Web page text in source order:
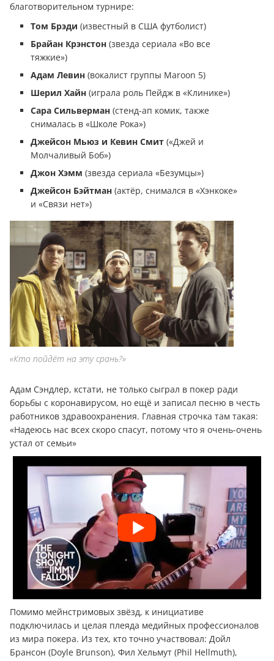
благотворительном турнире:
Том Брэди (известный в США футболист)
Брайан Крэнстон (звезда сериала «Во все
тяжкие»)
Адам Левин (вокалист группы Maroon 5)
Шерил Хайн (играла роль Пейдж в «Клинике»)
Сара Сильверман (стенд-ап комик, также
снималась в «Школе Рока»)
Джейсон Мьюз и Кевин Смит («Джей и
Молчаливый Боб»)
Джон Хэмм (звезда сериала «Безумцы»)
Джейсон Бэйтман (актёр, снимался в «Хэнкоке»
и «Связи нет»)
«Кто пойдёт на эту срань?»
Адам Сэндлер, кстати, не только сыграл в покер ради
борьбы с коронавирусом, но ещё и записал песню в честь
работников здравоохранения. Главная строчка там такая:
«Надеюсь нас всех скоро спасут, потому что я очень-очень
устал от семьи»
Помимо мейнстримовых звёзд, к инициативе
подключилась и целая плеяда медийных профессионалов
из мира покера. Из тех, кто точно участвовал: Дойл
Брансон (Doyle Brunson), Фил Хельмут (Phil Hellmuth),